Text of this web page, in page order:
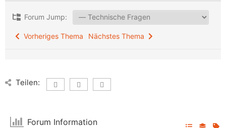
Forum Jump:
Vorheriges Thema Nächstes Thema
Teilen:
Forum Information